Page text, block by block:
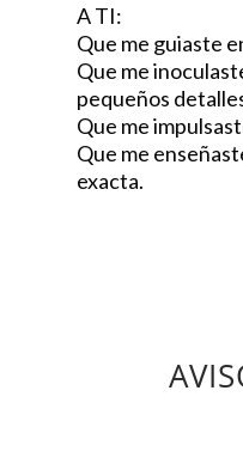
A TI:
Que me guiaste
Que me
pequeños
Que me
Que me
exacta.